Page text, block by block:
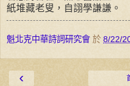
紙堆藏老叟，自詡學謙謙。
魁北克中華詩詞研究會 於 8/22/
‹